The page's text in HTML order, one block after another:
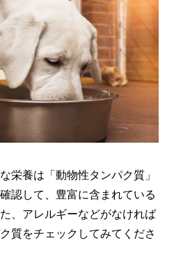
栄養は「動物性タンパク質」
認して、豊富に含まれている
、アレルギーなどがなければ
質をチェックしてみてくださ